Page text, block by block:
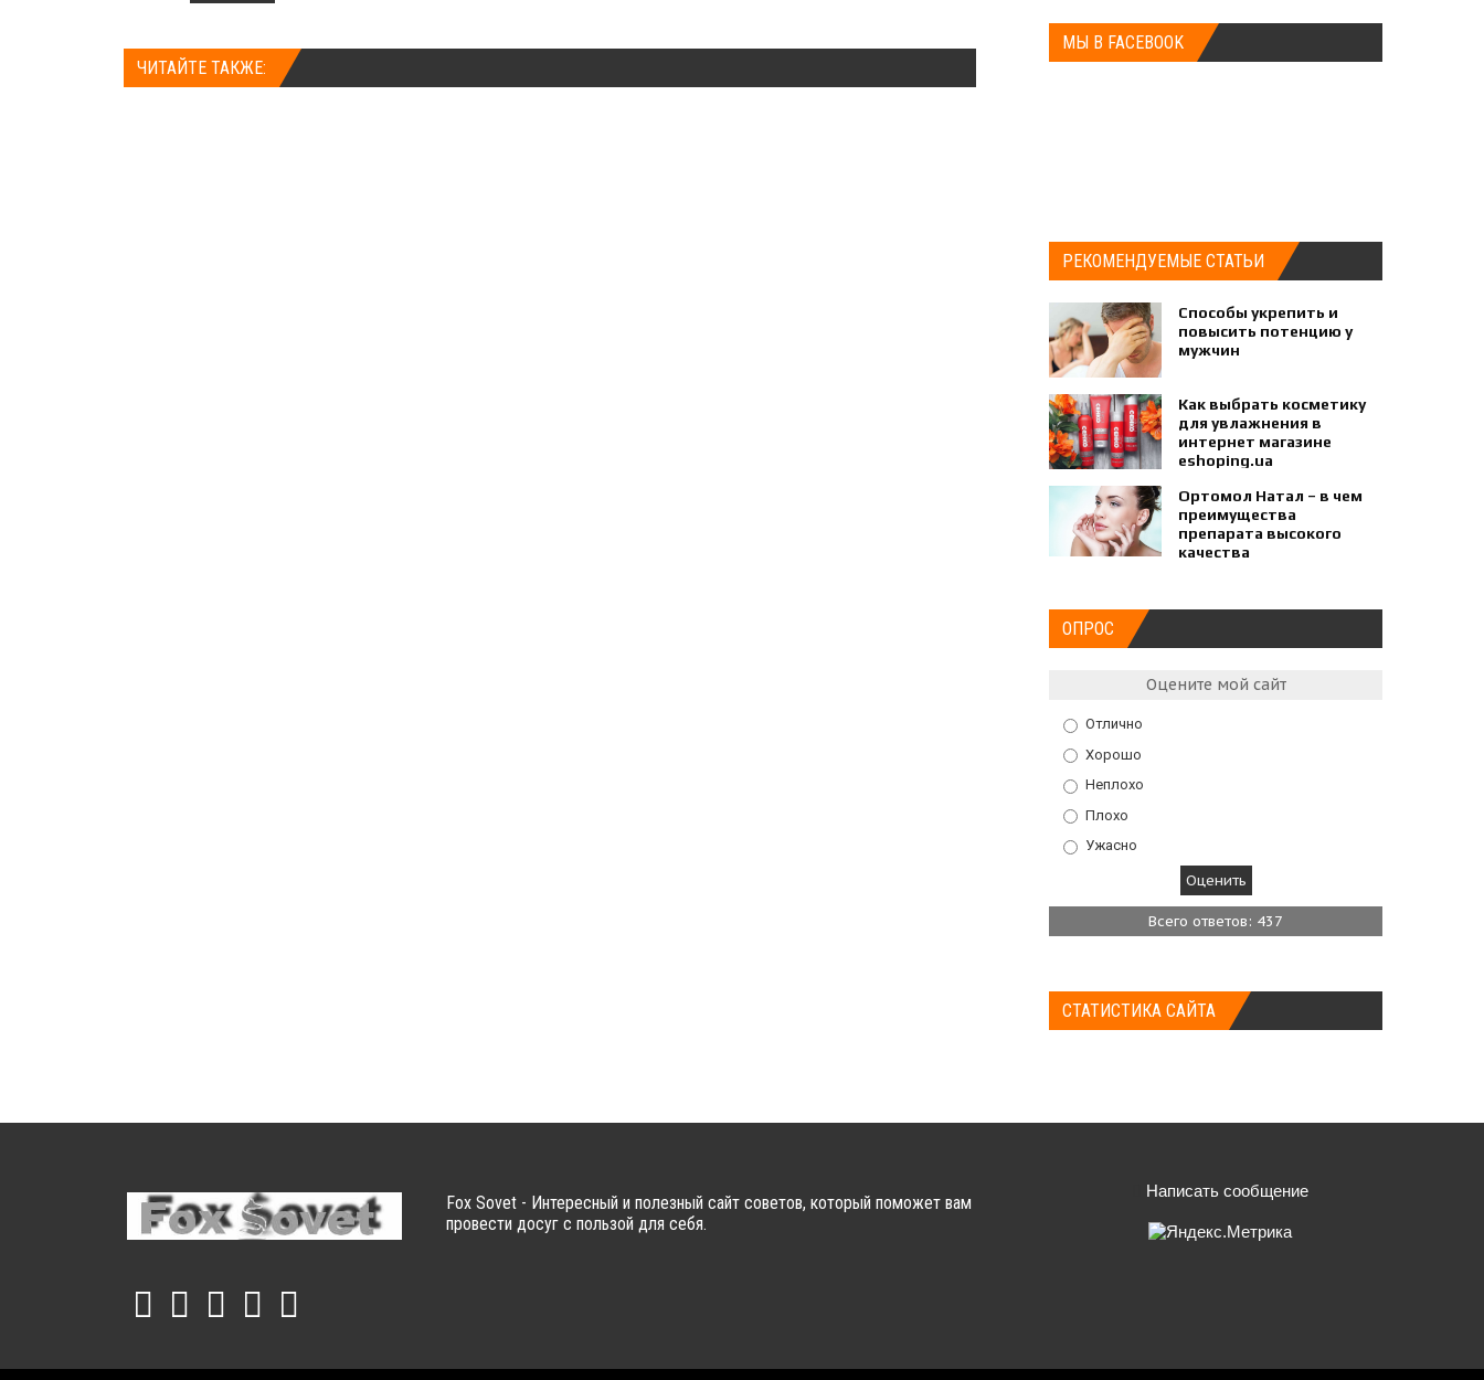
ЧИТАЙТЕ ТАКЖЕ:
МЫ В FACEBOOK
РЕКОМЕНДУЕМЫЕ СТАТЬИ
Способы укрепить и
повысить потенцию у
мужчин
Как выбрать косметику
для увлажнения в
интернет магазине
eshoping.ua
Ортомол Натал – в чем
преимущества
препарата высокого
качества
ОПРОС
Оцените мой сайт
Отлично
Хорошо
Неплохо
Плохо
Ужасно
Всего ответов: 437
СТАТИСТИКА САЙТА
Fox Sovet - Интересный и полезный сайт советов, который поможет вам
провести досуг с пользой для себя.
Написать сообщение